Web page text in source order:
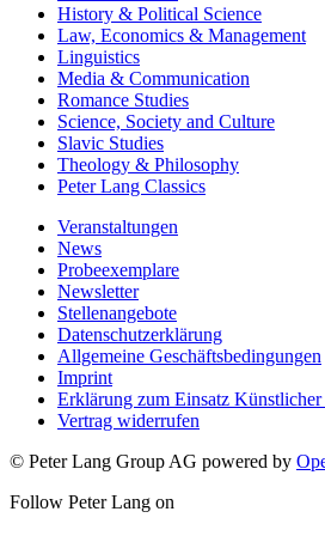
History & Political Science
Law, Economics & Management
Linguistics
Media & Communication
Romance Studies
Science, Society and Culture
Slavic Studies
Theology & Philosophy
Peter Lang Classics
Veranstaltungen
News
Probeexemplare
Newsletter
Stellenangebote
Datenschutzerklärung
Allgemeine Geschäftsbedingungen
Imprint
Erklärung zum Einsatz
Vertrag widerrufen
© Peter Lang Group AG powered by
Follow Peter Lang on